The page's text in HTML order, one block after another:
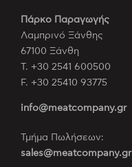
Πάρκο Παραγωγής
Λαμπρινό Ξάνθης
67100 Ξάνθη
Τ. +30 2541 600500
F. +30 25410 93775
info@meatcompany.gr
Τμήμα Πωλήσεων:
sales@meatcompany.gr